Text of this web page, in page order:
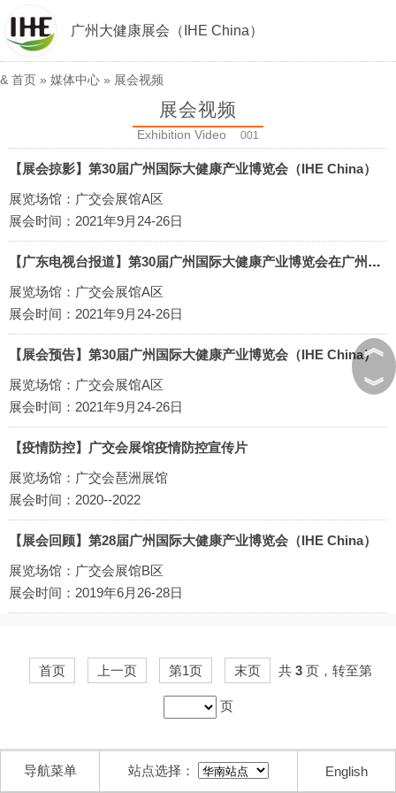
广州大健康展会（IHE China）
& 首页 » 媒体中心 » 展会视频
展会视频
Exhibition Video 001
【展会掠影】第30届广州国际大健康产业博览会（IHE China）
展览场馆：广交会展馆A区
展会时间：2021年9月24-26日
【广东电视台报道】第30届广州国际大健康产业博览会在广州广交会馆盛大开幕
展览场馆：广交会展馆A区
展会时间：2021年9月24-26日
【展会预告】第30届广州国际大健康产业博览会（IHE China）
展览场馆：广交会展馆A区
展会时间：2021年9月24-26日
【疫情防控】广交会展馆疫情防控宣传片
展览场馆：广交会琶洲展馆
展会时间：2020--2022
【展会回顾】第28届广州国际大健康产业博览会（IHE China）
展览场馆：广交会展馆B区
展会时间：2019年6月26-28日
首页 上一页 第1页 末页 共 3页，转至第
页
︽
︾
导航菜单 站点选择： English